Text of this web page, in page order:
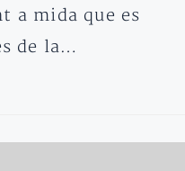
a mida que es
de la…